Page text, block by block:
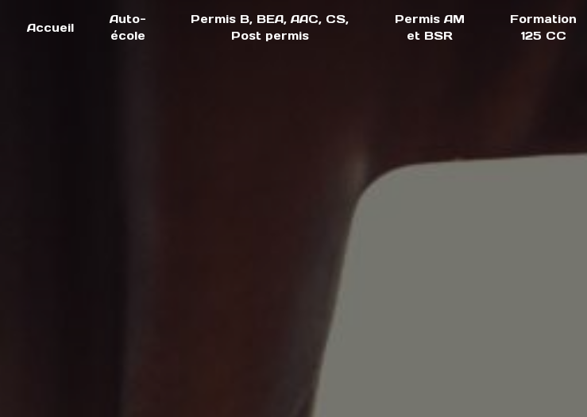
Accueil
Auto-
école
Permis B, BEA, AAC, CS,
Post permis
Permis AM
et BSR
Formation
125 CC